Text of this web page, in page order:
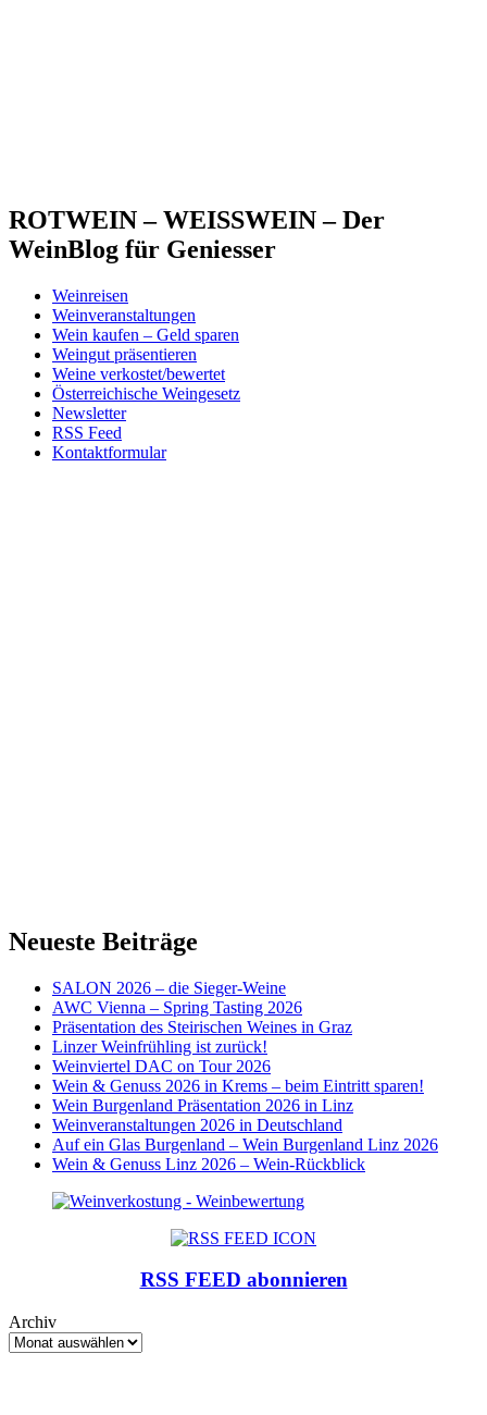
ROTWEIN – WEISSWEIN – Der
WeinBlog für Geniesser
Weinreisen
Weinveranstaltungen
Wein kaufen – Geld sparen
Weingut präsentieren
Weine verkostet/bewertet
Österreichische Weingesetz
Newsletter
RSS Feed
Kontaktformular
Neueste Beiträge
SALON 2026 – die Sieger-Weine
AWC Vienna – Spring Tasting 2026
Präsentation des Steirischen Weines in Graz
Linzer Weinfrühling ist zurück!
Weinviertel DAC on Tour 2026
Wein & Genuss 2026 in Krems – beim Eintritt sparen!
Wein Burgenland Präsentation 2026 in Linz
Weinveranstaltungen 2026 in Deutschland
Auf ein Glas Burgenland – Wein Burgenland Linz 2026
Wein & Genuss Linz 2026 – Wein-Rückblick
RSS FEED abonnieren
Archiv